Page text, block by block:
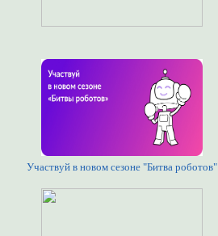
Участвуй в новом сезоне "Битва роботов"